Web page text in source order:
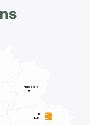
Hasselt
Luik